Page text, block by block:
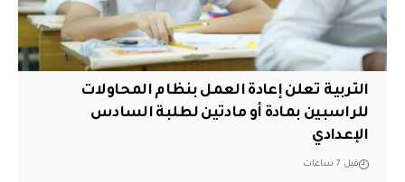
التربية تعلن إعادة العمل بنظام المحاولات
للراسبين بمادة أو مادتين لطلبة السادس
الإعدادي
قبل 7 ساعات